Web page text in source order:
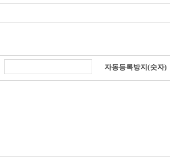
자동등록방지(숫자)